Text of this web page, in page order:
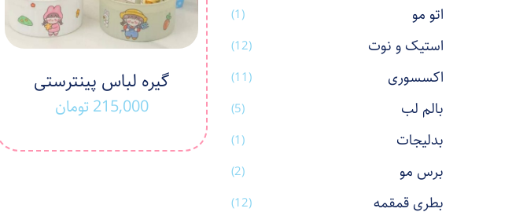
گیره لباس پینترستی
215,000 تومان
اتو مو (1)
استیک و نوت (12)
اکسسوری (11)
بالم لب (5)
بدلیجات (1)
برس مو (2)
بطری قمقمه (12)